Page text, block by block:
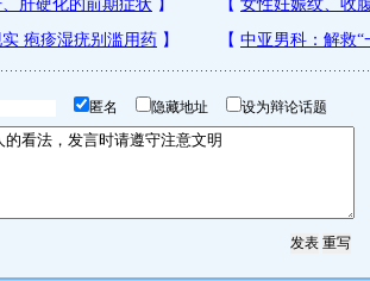
匿名 隐藏地址 设为辩论话题